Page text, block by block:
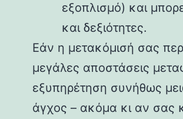
εξοπλισμό) και
και δεξιότητες.
Εάν η μετακόμισή σας
μεγάλες αποστάσεις
εξυπηρέτηση συνήθως
άγχος – ακόμα κι αν σας